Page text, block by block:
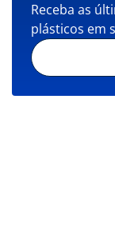
Receba as
plásticos em